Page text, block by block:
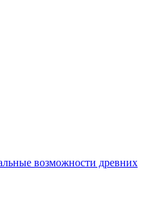
возможности древних